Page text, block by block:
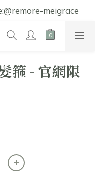
meigrace
箍 - 官網限